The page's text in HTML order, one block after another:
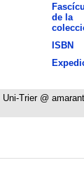
de la
ISBN
Uni-Trier @